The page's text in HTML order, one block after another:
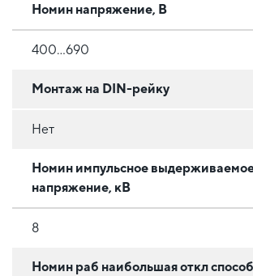
Номин напряжение, В
400...690
Монтаж на DIN-рейку
Нет
Номин импульсное
напряжение, кВ
8
Номин раб наибольшая откл